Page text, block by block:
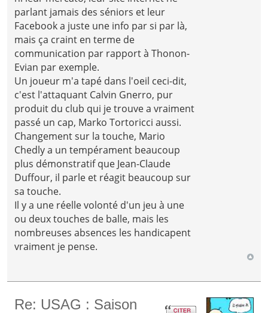
parlant jamais des séniors et leur
Facebook a juste une info par si par là,
mais ça craint en terme de
communication par rapport à Thonon-
Evian par exemple.
Un joueur m'a tapé dans l'oeil ceci-dit,
c'est l'attaquant Calvin Gnerro, pur
produit du club qui je trouve a vraiment
passé un cap, Marko Tortoricci aussi.
Changement sur la touche, Mario
Chedly a un tempérament beaucoup
plus démonstratif que Jean-Claude
Duffour, il parle et réagit beaucoup sur
sa touche.
Il y a une réelle volonté d'un jeu à une
ou deux touches de balle, mais les
nombreuses absences les handicapent
vraiment je pense.
Re: USAG : Saison